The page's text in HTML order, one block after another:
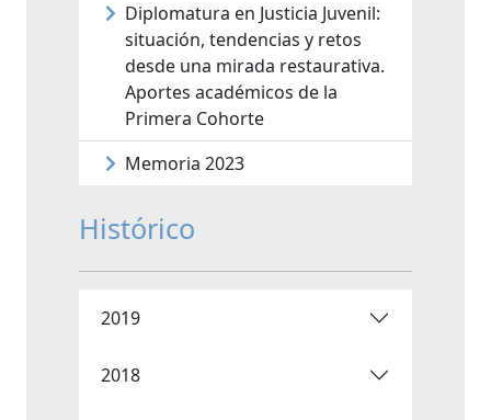
Diplomatura en Justicia Juvenil:
situación, tendencias y retos
desde una mirada restaurativa.
Aportes académicos de la
Primera Cohorte
Memoria 2023
Histórico
2019
2018